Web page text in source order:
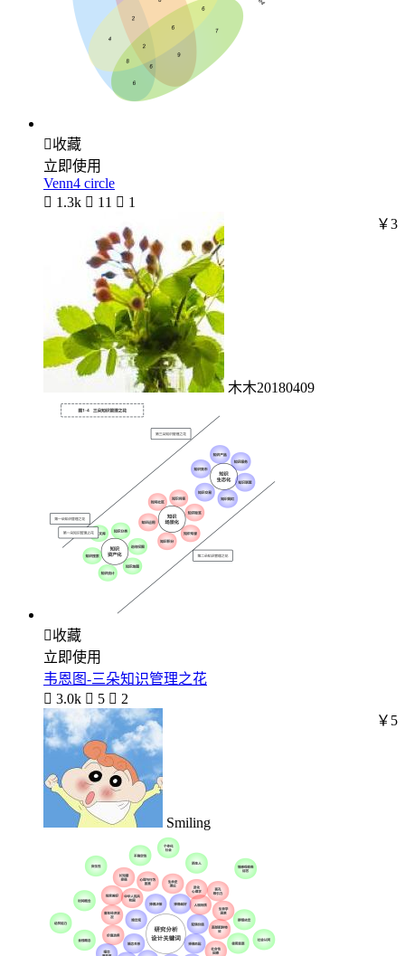
收藏
立即使用
Venn4 circle
 1.3k  11  1
木木20180409
￥3
收藏
立即使用
韦恩图-三朵知识管理之花
 3.0k  5  2
Smiling
￥5